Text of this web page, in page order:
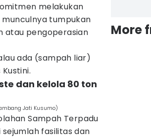
melakukan
tumpukan
atau pengoperasian
ada (sampah liar)
dan kelola 80 ton
Jati Kusumo)
Sampah Terpadu
fasilitas dan
More